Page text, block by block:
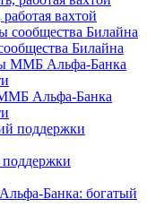
вахтой
Билайна
Альфа-Банка